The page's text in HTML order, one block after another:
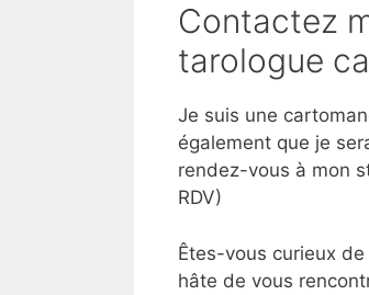
Contactez
tarologue
Je suis une
également que je
rendez-vous à mon
RDV)
Êtes-vous curieux de
hâte de vous